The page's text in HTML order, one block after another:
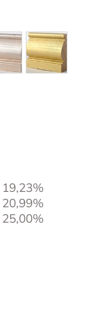
19,23%
20,99%
25,00%